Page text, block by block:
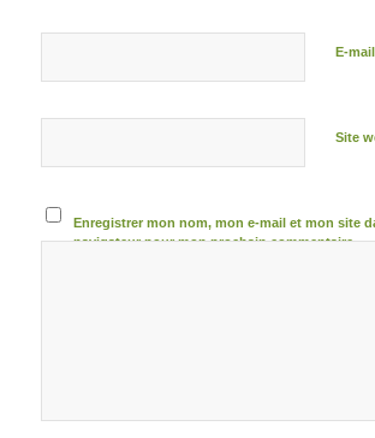
E-mail
Site
Enregistrer mon nom, mon e-mail et mon site
navigateur pour mon prochain commentaire.